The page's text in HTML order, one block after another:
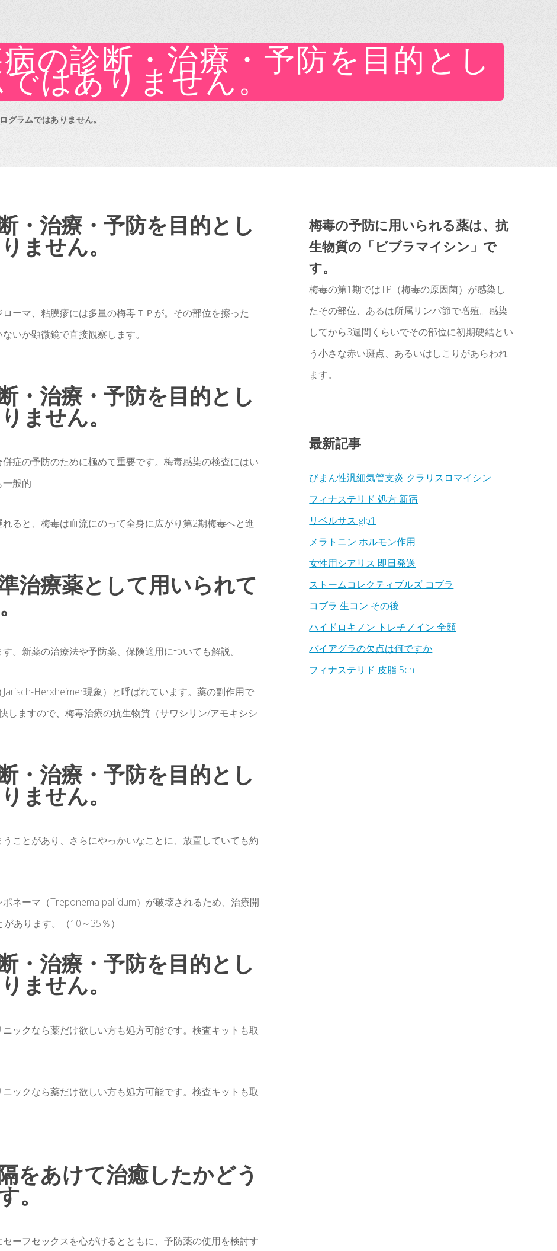
の診断・治療・予防を目的とし
はありません。
ラムではありません。
・治療・予防を目的とし
ません。
ーマ、粘膜疹には多量の梅毒ＴＰが。その部位を擦った
いか顕微鏡で直接観察します。
・治療・予防を目的とし
ません。
症の予防のために極めて重要です。梅毒感染の検査にはい
一般的
ると、梅毒は血流にのって全身に広がり第2期梅毒へと進
治療薬として用いられて
。新薬の治療法や予防薬、保険適用についても解説。
Herxheimer現象）と呼ばれています。薬の副作用で
しますので、梅毒治療の抗生物質（サワシリン/アモキシシ
・治療・予防を目的とし
ません。
ことがあり、さらにやっかいなことに、放置していても約
ネーマ（Treponema pallidum）が破壊されるため、治療開
あります。（10～35％）
・治療・予防を目的とし
ません。
ックなら薬だけ欲しい方も処方可能です。検査キットも取
ックなら薬だけ欲しい方も処方可能です。検査キットも取
をあけて治癒したかどう
。
ーフセックスを心がけるとともに、予防薬の使用を検討す
梅毒の予防に用いられる薬は、抗
生物質の「ビブラマイシン」で
す。
梅毒の第1期ではTP（梅毒の原因菌）が感染し
たその部位、あるは所属リンパ節で増殖。感染
してから3週間くらいでその部位に初期硬結とい
う小さな赤い斑点、あるいはしこりがあらわれ
ます。
最新記事
びまん性汎細気管支炎 クラリスロマイシン
フィナステリド 処方 新宿
リベルサス glp1
メラトニン ホルモン作用
女性用シアリス 即日発送
ストームコレクティブルズ コブラ
コブラ 生コン その後
ハイドロキノン トレチノイン 全顔
バイアグラの欠点は何ですか
フィナステリド 皮脂 5ch